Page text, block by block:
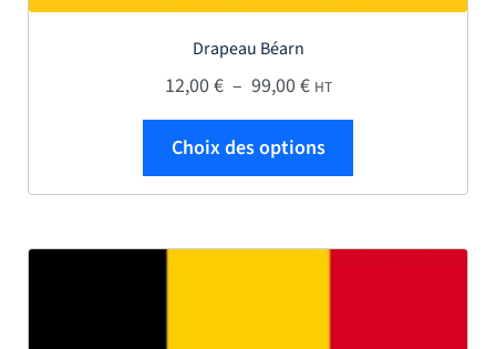
Drapeau Béarn
12,00€ – 99,00€Plage de prix : 12,00 €
HT
Choix des options